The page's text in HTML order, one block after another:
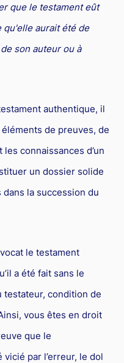
que le testament eût
aurait été de
son auteur ou à
authentique, il
de preuves, de
connaissances d’un
un dossier solide
la succession du
le testament
a été fait sans le
condition de
vous êtes en droit
que le
par l’erreur, le dol